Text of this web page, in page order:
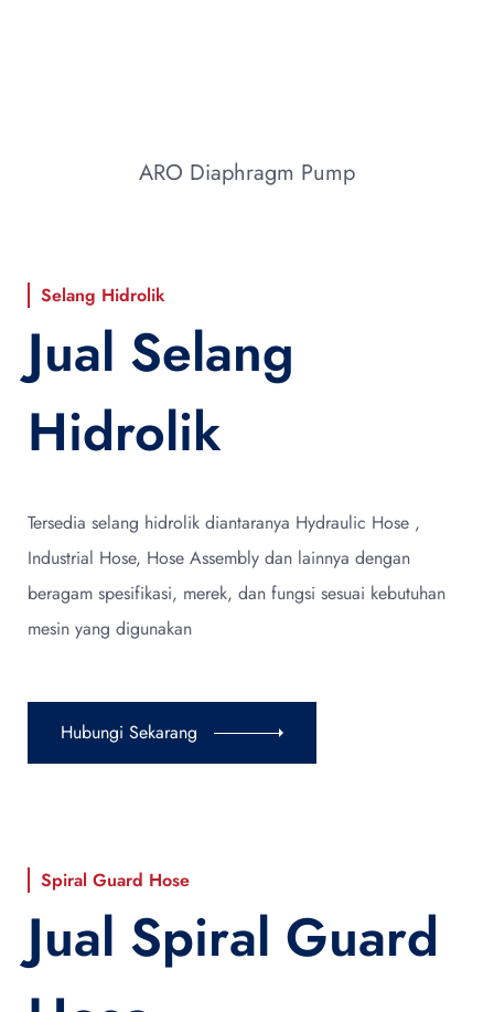
ARO Diaphragm Pump
Selang Hidrolik
Jual Selang
Hidrolik
Tersedia selang hidrolik diantaranya Hydraulic Hose ,
Industrial Hose, Hose Assembly dan lainnya dengan
beragam spesifikasi, merek, dan fungsi sesuai kebutuhan
mesin yang digunakan
Hubungi Sekarang
Spiral Guard Hose
Jual Spiral Guard